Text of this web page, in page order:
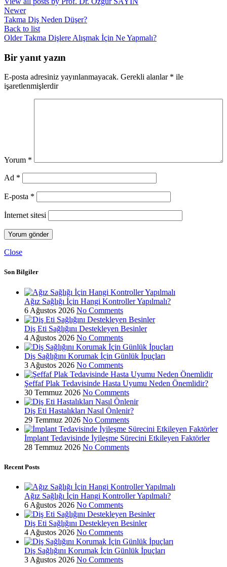
Newer
Takma Diş Neden Düşer?
Back to list
Older Takma Dişlere Alışmak İçin Ne Yapmalı?
Bir yanıt yazın
E-posta adresiniz yayınlanmayacak. Gerekli alanlar * ile
işaretlenmişlerdir
Yorum *
Ad *
E-posta *
İnternet sitesi
Close
Son Bilgiler
Ağız Sağlığı İçin Hangi Kontroller Yapılmalı?
6 Ağustos 2026 No Comments
Diş Eti Sağlığını Destekleyen Besinler
4 Ağustos 2026 No Comments
Diş Sağlığını Korumak İçin Günlük İpuçları
3 Ağustos 2026 No Comments
Şeffaf Plak Tedavisinde Hasta Uyumu Neden Önemlidir?
30 Temmuz 2026 No Comments
Diş Eti Hastalıkları Nasıl Önlenir?
29 Temmuz 2026 No Comments
İmplant Tedavisinde İyileşme Sürecini Etkileyen Faktörler
28 Temmuz 2026 No Comments
Recent Posts
Ağız Sağlığı İçin Hangi Kontroller Yapılmalı?
6 Ağustos 2026 No Comments
Diş Eti Sağlığını Destekleyen Besinler
4 Ağustos 2026 No Comments
Diş Sağlığını Korumak İçin Günlük İpuçları
3 Ağustos 2026 No Comments